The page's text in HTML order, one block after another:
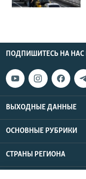
ПОДПИШИТЕСЬ НА НАС
ВЫХОДНЫЕ ДАННЫЕ
ОСНОВНЫЕ РУБРИКИ
СТРАНЫ РЕГИОНА